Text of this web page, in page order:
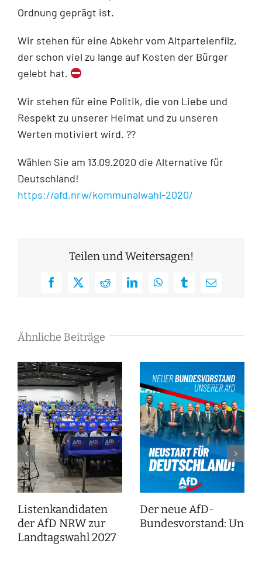
Ordnung geprägt ist.
Wir stehen für eine Abkehr vom Altparteienfilz,
der schon viel zu lange auf Kosten der Bürger
gelebt hat.
Wir stehen für eine Politik, die von Liebe und
Respekt zu unserer Heimat und zu unseren
Werten motiviert wird. ??
Wählen Sie am 13.09.2020 die Alternative für
Deutschland!
https://afd.nrw/kommunalwahl-2020/
Teilen und Weitersagen!
Facebook
X RedditLinkedInWhatsAppTumblrE-
Ähnliche Beiträge
Listenkandidaten
der AfD NRW zur
Landtagswahl 2027
Der neue AfD-
Bundesvorstand: